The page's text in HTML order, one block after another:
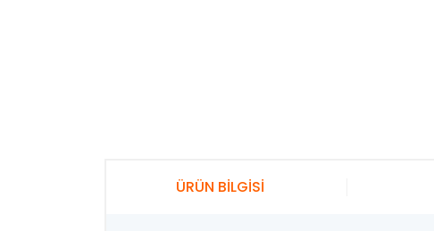
ÜRÜN BİLGİSİ